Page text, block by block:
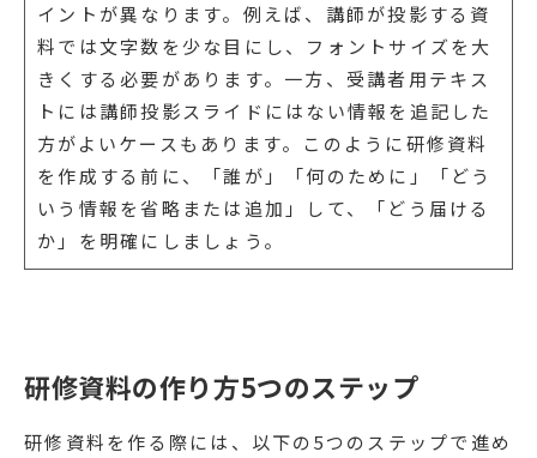
イントが異なります。例えば、講師が投影する資
料では文字数を少な目にし、フォントサイズを大
きくする必要があります。一方、受講者用テキス
トには講師投影スライドにはない情報を追記した
方がよいケースもあります。このように研修資料
を作成する前に、「誰が」「何のために」「どう
いう情報を省略または追加」して、「どう届ける
か」を明確にしましょう。
研修資料の作り方5つのステップ
研修資料を作る際には、以下の5つのステップで進め